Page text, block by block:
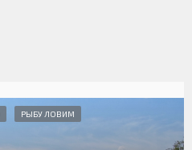
РЫБУ ЛОВИМ